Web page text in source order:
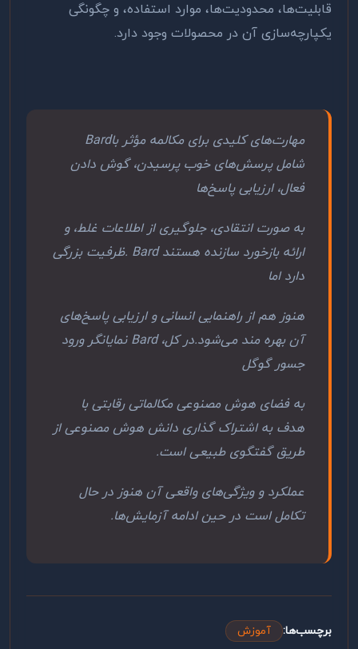
قابلیت‌ها، محدودیت‌ها، موارد استفاده، و چگونگی
یکپارچه‌سازی آن در محصولات وجود دارد.
مهارت‌های کلیدی برای مکالمه مؤثر باBard
شامل پرسش‌های خوب پرسیدن، گوش دادن
فعال، ارزیابی پاسخ‌ها
به صورت انتقادی، جلوگیری از اطلاعات غلط، و
ارائه بازخورد سازنده هستند. Bardظرفیت بزرگی
دارد اما
هنوز هم از راهنمایی انسانی و ارزیابی پاسخ‌های
آن بهره مند می‌شود.در کل،Bard نمایانگر ورود
جسور گوگل
به فضای هوش مصنوعی مکالماتی رقابتی با
هدف به اشتراک گذاری دانش هوش مصنوعی از
طریق گفتگوی طبیعی است.
عملکرد و ویژگی‌های واقعی آن هنوز در حال
تکامل است در حین ادامه آزمایش‌ها.
برچسب‌ها: آموزش